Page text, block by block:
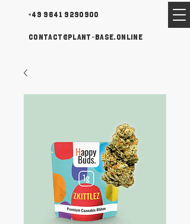
+49 9641 9290900
contact@plant-base.online